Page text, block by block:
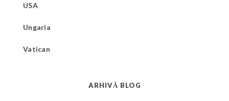
USA
Ungaria
Vatican
ARHIVĂ BLOG